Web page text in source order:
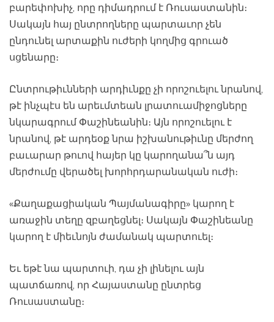
բարեփոխիչ, որը դիմադրում է Ռուսաստանին։
Սակայն հայ ընտրողները պարտաւոր չեն
ընդունել արտաքին ուժերի կողմից գրուած
սցենարը։
Ընտրութիւնների արդիւնքը չի որոշուելու նրանով,
թէ ինչպէս են արեւմտեան լրատուամիջոցները
նկարագրում Փաշինեանին։ Այն որոշուելու է
նրանով, թէ արդեօք նրա իշխանութիւնը մերժող
բաւարար թուով հայեր կը կարողանա՞ն այդ
մերժումը վերածել խորհրդարանական ուժի։
«Քաղաքացիական Պայմանագիրը» կարող է
առաջին տեղը զբաղեցնել։ Սակայն Փաշինեանը
կարող է միեւնոյն ժամանակ պարտուել։
Եւ եթէ նա պարտուի, դա չի լինելու այն
պատճառով, որ Հայաստանը ընտրեց
Ռուսաստանը։